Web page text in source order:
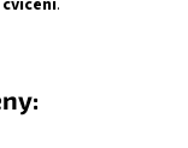
.